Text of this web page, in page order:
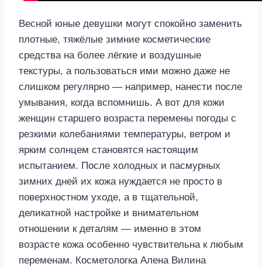
Весной юные девушки могут спокойно заменить
плотные, тяжёлые зимние косметические
средства на более лёгкие и воздушные
текстуры, а пользоваться ими можно даже не
слишком регулярно — например, нанести после
умывания, когда вспомнишь. А вот для кожи
женщин старшего возраста перемены погоды с
резкими колебаниями температуры, ветром и
ярким солнцем становятся настоящим
испытанием. После холодных и пасмурных
зимних дней их кожа нуждается не просто в
поверхностном уходе, а в тщательной,
деликатной настройке и внимательном
отношении к деталям — именно в этом
возрасте кожа особенно чувствительна к любым
переменам. Косметологка Алена Вилина